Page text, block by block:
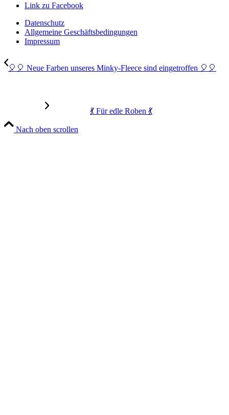
Link zu Facebook
Datenschutz
Allgemeine Geschäftsbedingungen
Impressum
🎈🎈 Neue Farben unseres Minky-Fleece sind eingetroffen 🎈🎈
💃 Für edle Roben 💃
Nach oben scrollen